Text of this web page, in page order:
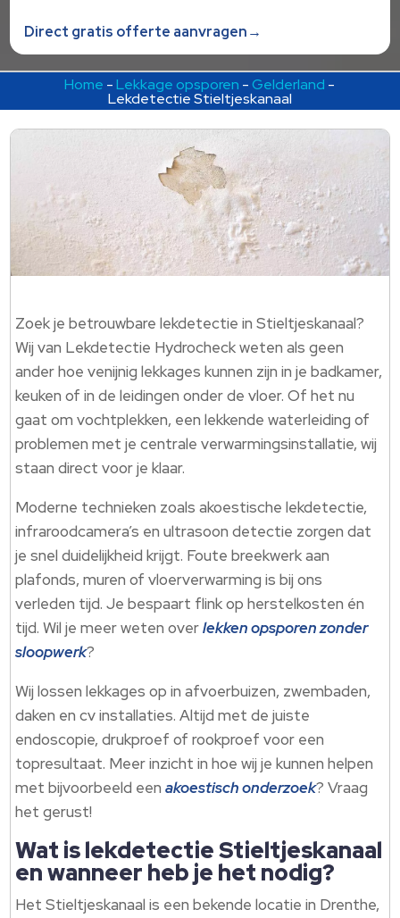
Direct gratis offerte aanvragen→
Home -Lekkage opsporen -Gelderland -
Lekdetectie Stieltjeskanaal
Zoek je betrouwbare lekdetectie in Stieltjeskanaal?
Wij van Lekdetectie Hydrocheck weten als geen
ander hoe venijnig lekkages kunnen zijn in je badkamer,
keuken of in de leidingen onder de vloer. Of het nu
gaat om vochtplekken, een lekkende waterleiding of
problemen met je centrale verwarmingsinstallatie, wij
staan direct voor je klaar.
Moderne technieken zoals akoestische lekdetectie,
infraroodcamera’s en ultrasoon detectie zorgen dat
je snel duidelijkheid krijgt. Foute breekwerk aan
plafonds, muren of vloerverwarming is bij ons
verleden tijd. Je bespaart flink op herstelkosten én
tijd. Wil je meer weten overlekken opsporen zonder
sloopwerk?
Wij lossen lekkages op in afvoerbuizen, zwembaden,
daken en cv installaties. Altijd met de juiste
endoscopie, drukproef of rookproef voor een
topresultaat. Meer inzicht in hoe wij je kunnen helpen
met bijvoorbeeld eenakoestisch onderzoek? Vraag
het gerust!
Wat is lekdetectie Stieltjeskanaal
en wanneer heb je het nodig?
Het Stieltjeskanaal is een bekende locatie in Drenthe,